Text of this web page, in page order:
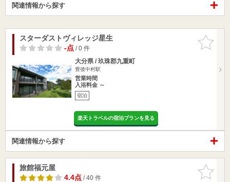
関連情報から探す
お気に入
りに追加
スターダストヴィレッジ星生
-点/ 0 件
大分県 / 玖珠郡九重町
豊後中村駅
営業時間
入浴料金 ～
宿泊
楽天トラベルの宿泊プランを見る
関連情報から探す
お気に入
りに追加
旅館福元屋
4.4点/ 40 件